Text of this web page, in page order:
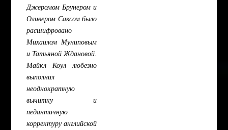
Джеромом Брунером и
Оливером Саксом было
расшифровано
Михаилом Муниповым
и Татьяной Ждановой.
Майкл Коул любезно
выполнил
неоднократную
вычитку и
педантичную
корректуру английской